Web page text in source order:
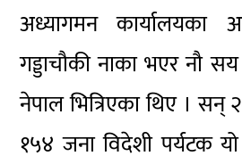
अध्यागमन कार्यालयका
गड्डाचौकी नाका भएर नौ
नेपाल भित्रिएका थिए ।
१५४ जना विदेशी पर्यटक